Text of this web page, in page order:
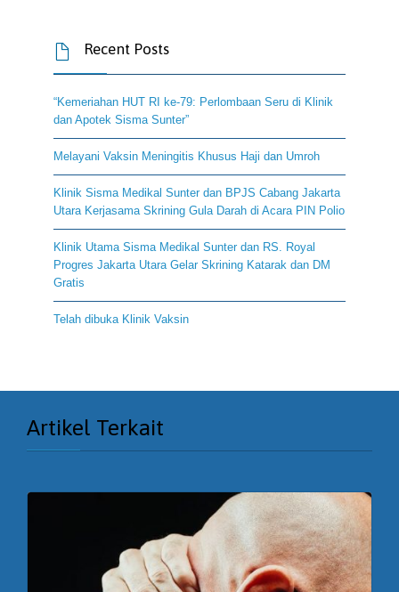
 Recent Posts
“Kemeriahan HUT RI ke-79: Perlombaan Seru di Klinik
dan Apotek Sisma Sunter”
Melayani Vaksin Meningitis Khusus Haji dan Umroh
Klinik Sisma Medikal Sunter dan BPJS Cabang Jakarta
Utara Kerjasama Skrining Gula Darah di Acara PIN Polio
Klinik Utama Sisma Medikal Sunter dan RS. Royal
Progres Jakarta Utara Gelar Skrining Katarak dan DM
Gratis
Telah dibuka Klinik Vaksin
Artikel Terkait